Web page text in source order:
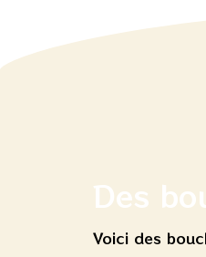
Des
Voici des